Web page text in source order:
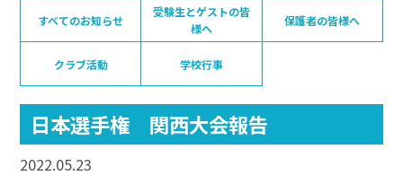
すべてのお知らせ
受験生とゲストの皆
様へ
保護者の皆様へ
クラブ活動 学校行事
日本選手権 関西大会報告
2022.05.23